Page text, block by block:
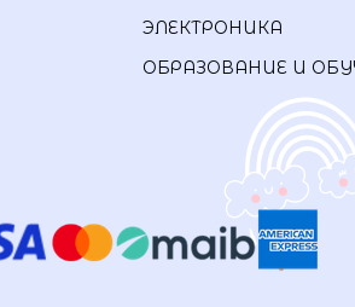
ЭЛЕКТРОНИКА
ОБРАЗОВАНИЕ И